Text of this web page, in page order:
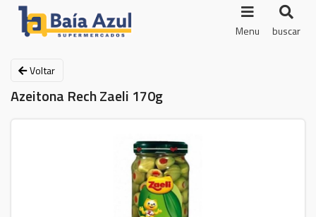
Menu buscar
Voltar
Azeitona Rech Zaeli 170g